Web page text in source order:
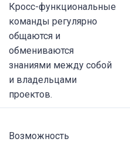
Кросс-функциональные
команды регулярно
общаются и
обмениваются
знаниями между собой
и владельцами
проектов.
Возможность